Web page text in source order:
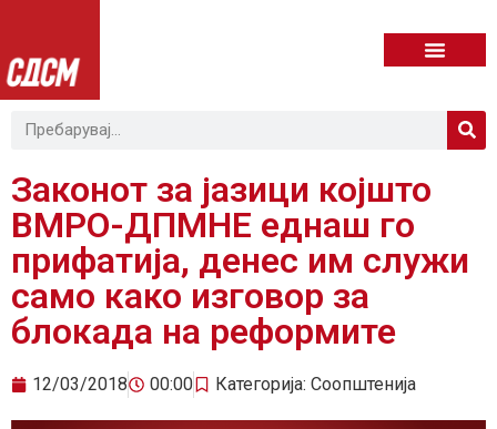
Законот за јазици којшто
ВМРО-ДПМНЕ еднаш го
прифатија, денес им служи
само како изговор за
блокада на реформите
12/03/2018 00:00 Категорија: Соопштенија